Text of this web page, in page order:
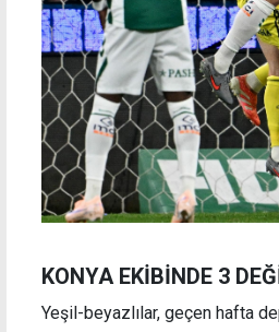
KONYA EKİBİNDE 3
Yeşil-beyazlılar, geçen hafta